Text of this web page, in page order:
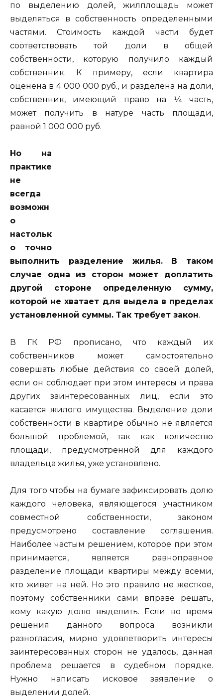
по выделению долей, жилплощадь может
выделяться в собственность определенными
частями. Стоимость каждой части будет
соответствовать той доли в общей
собственности, которую получило каждый
собственник. К примеру, если квартира
оценена в 4 000 000 руб., и разделена на доли,
собственник, имеющий право на 1⁄4 часть,
может получить в натуре часть площади,
равной 1 000 000 руб.
Но на
практике
не
всегда
возможн
о
настольк
о точно
выполнить разделение жилья. В таком
случае одна из сторон может доплатить
другой стороне определенную сумму,
которой не хватает для выдела в пределах
установленной суммы. Так требует закон.
В ГК РФ прописано, что каждый их
собственников может самостоятельно
совершать любые действия со своей долей,
если он соблюдает при этом интересы и права
других заинтересованных лиц, если это
касается жилого имущества. Выделение доли
собственности в квартире обычно не является
большой проблемой, так как количество
площади, предусмотренной для каждого
владельца жилья, уже установлено.
Для того чтобы на бумаге зафиксировать долю
каждого человека, являющегося участником
совместной собственности, законом
предусмотрено составление соглашения.
Наиболее частым решением, которое при этом
принимается, является равноправное
разделение площади квартиры между всеми,
кто живет на ней. Но это правило не жесткое,
поэтому собственники сами вправе решать,
кому какую долю выделить. Если во время
решения данного вопроса возникли
разногласия, мирно удовлетворить интересы
заинтересованных сторон не удалось, данная
проблема решается в судебном порядке.
Нужно написать исковое заявление о
выделении долей.